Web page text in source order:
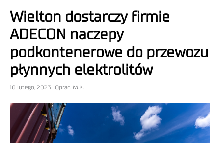
Wielton dostarczy firmie
ADECON naczepy
podkontenerowe do przewozu
płynnych elektrolitów
10 lutego, 2023 | Oprac. M.K.